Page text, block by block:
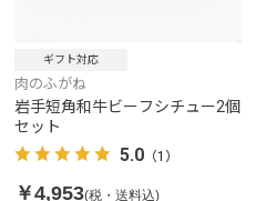
ギフト対応
肉のふがね
岩手短角和牛ビーフシチュー2個
セット
5.0 （1）
￥4,953(税・送料込)